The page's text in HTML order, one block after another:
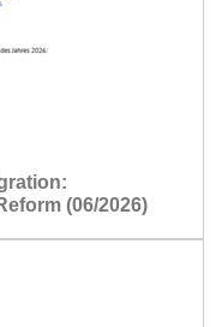
(06/2026)